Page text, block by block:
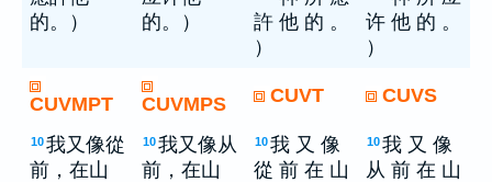
的。）
的。）
許 他 的 。
）
许 他 的 。
）
CUVMPT CUVMPS CUVT CUVS
10我又像從
前，在山
10我又像从
前，在山
10我 又 像
從 前 在 山
10我 又 像
从 前 在 山